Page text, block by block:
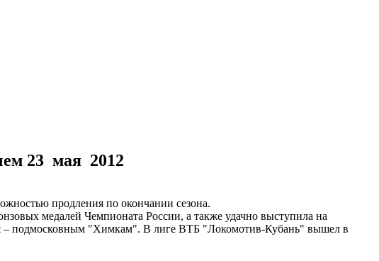
23 мая 2012
продления по окончании сезона.
медалей Чемпионата России, а также удачно выступила на
– подмосковным "Химкам". В лиге ВТБ "Локомотив-Кубань" вышел в